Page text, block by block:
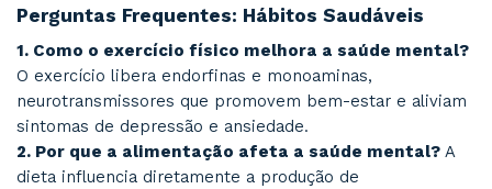
mais profundas.
Um tratamento eficaz oferece estratégias
equilibrar o uso de tecnologias no cotidiano.
9.Tenha Objetivos Pessoais